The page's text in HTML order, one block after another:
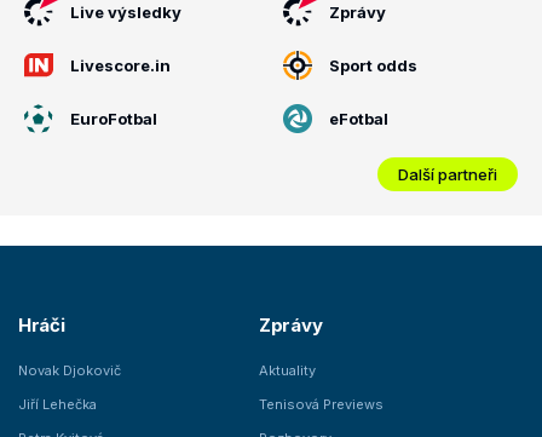
Live výsledky Zprávy
Livescore.in Sport odds
EuroFotbal eFotbal
Další partneři
Hráči
Novak Djokovič
Jiří Lehečka
Zprávy
Aktuality
Tenisová Previews